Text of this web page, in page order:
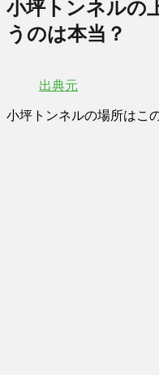
小坪トンネルの
うのは本当？
出典元
小坪トンネルの場所はこ